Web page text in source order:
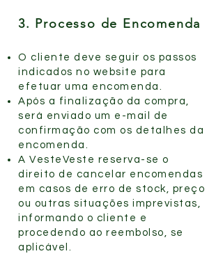
3. Processo de Encomenda
O cliente deve seguir os passos
indicados no website para
efetuar uma encomenda.
Após a finalização da compra,
será enviado um e-mail de
confirmação com os detalhes da
encomenda.
A VesteVeste reserva-se o
direito de cancelar encomendas
em casos de erro de stock, preço
ou outras situações imprevistas,
informando o cliente e
procedendo ao reembolso, se
aplicável.